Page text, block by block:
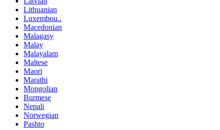
Lithuanian
Luxembou..
Macedonian
Malagasy
Malay
Malayalam
Maltese
Maori
Marathi
Mongolian
Burmese
Nepali
Norwegian
Pashto